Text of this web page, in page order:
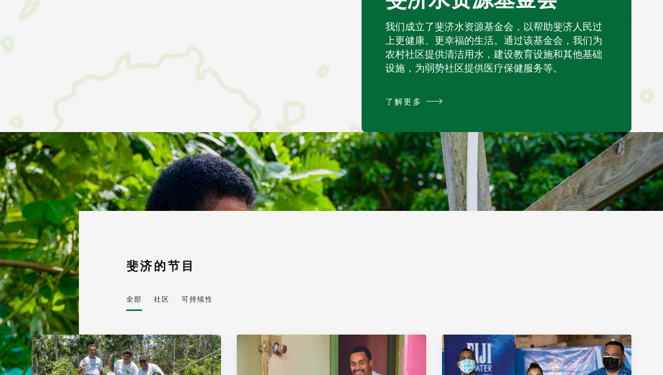
我们成立了斐济水资源基金会，以帮助斐济人民过
上更健康、更幸福的生活。通过该基金会，我们为
农村社区提供清洁用水，建设教育设施和其他基础
设施，为弱势社区提供医疗保健服务等。
了解更多
斐济的节目
全部 社区 可持续性